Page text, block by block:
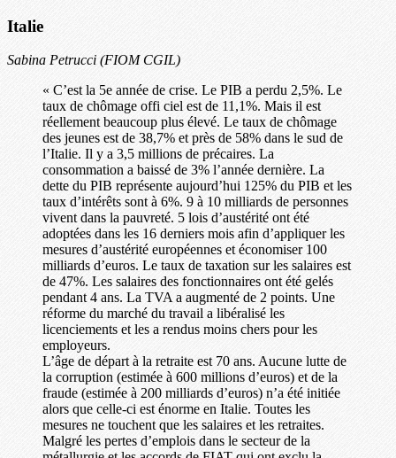
Italie
Sabina Petrucci (FIOM CGIL)
« C’est la 5e année de crise. Le PIB a perdu 2,5%. Le
taux de chômage offi ciel est de 11,1%. Mais il est
réellement beaucoup plus élevé. Le taux de chômage
des jeunes est de 38,7% et près de 58% dans le sud de
l’Italie. Il y a 3,5 millions de précaires. La
consommation a baissé de 3% l’année dernière. La
dette du PIB représente aujourd’hui 125% du PIB et les
taux d’intérêts sont à 6%. 9 à 10 milliards de personnes
vivent dans la pauvreté. 5 lois d’austérité ont été
adoptées dans les 16 derniers mois afin d’appliquer les
mesures d’austérité européennes et économiser 100
milliards d’euros. Le taux de taxation sur les salaires est
de 47%. Les salaires des fonctionnaires ont été gelés
pendant 4 ans. La TVA a augmenté de 2 points. Une
réforme du marché du travail a libéralisé les
licenciements et les a rendus moins chers pour les
employeurs.
L’âge de départ à la retraite est 70 ans. Aucune lutte de
la corruption (estimée à 600 millions d’euros) et de la
fraude (estimée à 200 milliards d’euros) n’a été initiée
alors que celle-ci est énorme en Italie. Toutes les
mesures ne touchent que les salaires et les retraites.
Malgré les pertes d’emplois dans le secteur de la